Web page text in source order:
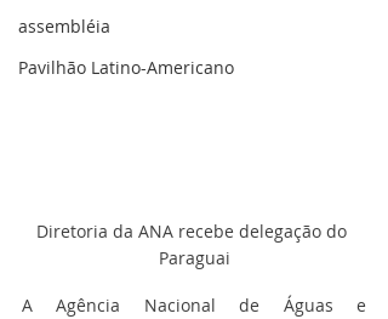
assembléia
Pavilhão Latino-Americano
Diretoria da ANA recebe delegação do
Paraguai
A Agência Nacional de Águas e